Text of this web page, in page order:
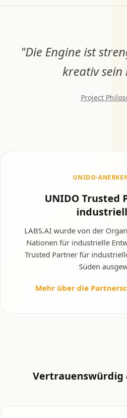
"Die Engine ist
kreativ sein
Project
UNIDO-
UNIDO Trusted
LABS.AI wurde von der
Nationen für industrielle
Trusted Partner für
Süden
Mehr über die
Vertrauenswürdig